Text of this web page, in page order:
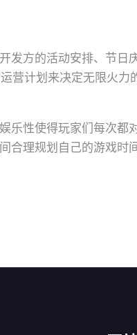
发方的活动安排、节日
营计划来决定无限火力
乐性使得玩家们每次都
合理规划自己的游戏时